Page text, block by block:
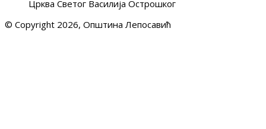
Црква Светог Василија Острошког
© Copyright 2026, Општина Лепосавић